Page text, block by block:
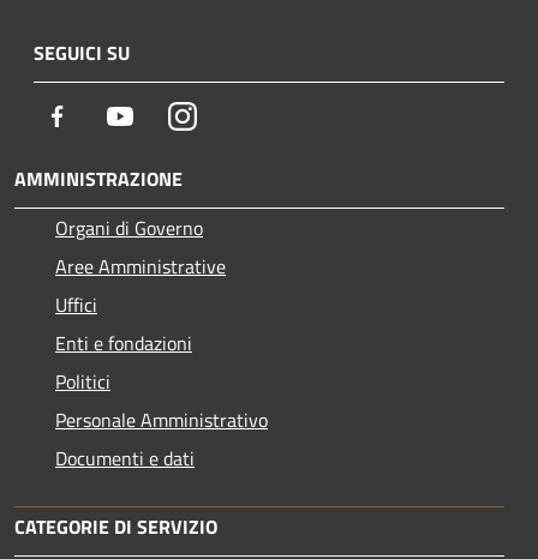
SEGUICI SU
Facebook YoutubeInstagram
AMMINISTRAZIONE
Organi di Governo
Aree Amministrative
Uffici
Enti e fondazioni
Politici
Personale Amministrativo
Documenti e dati
CATEGORIE DI SERVIZIO